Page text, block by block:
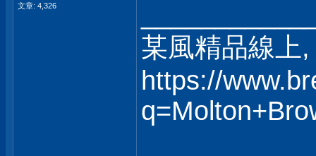
文章: 4,326
某風精品線上
https://